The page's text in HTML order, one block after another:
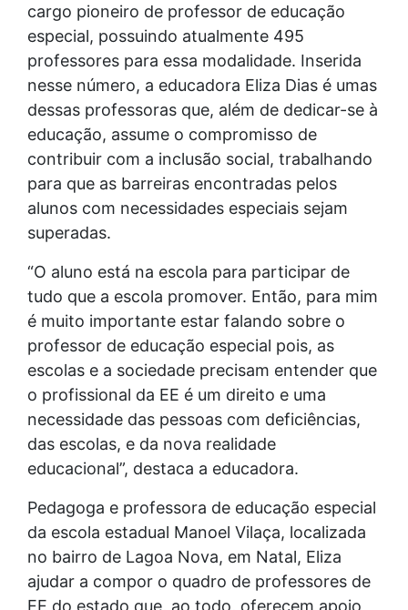
cargo pioneiro de professor de educação
especial, possuindo atualmente 495
professores para essa modalidade. Inserida
nesse número, a educadora Eliza Dias é umas
dessas professoras que, além de dedicar-se à
educação, assume o compromisso de
contribuir com a inclusão social, trabalhando
para que as barreiras encontradas pelos
alunos com necessidades especiais sejam
superadas.
“O aluno está na escola para participar de
tudo que a escola promover. Então, para mim
é muito importante estar falando sobre o
professor de educação especial pois, as
escolas e a sociedade precisam entender que
o profissional da EE é um direito e uma
necessidade das pessoas com deficiências,
das escolas, e da nova realidade
educacional”, destaca a educadora.
Pedagoga e professora de educação especial
da escola estadual Manoel Vilaça, localizada
no bairro de Lagoa Nova, em Natal, Eliza
ajudar a compor o quadro de professores de
EE do estado que, ao todo, oferecem apoio